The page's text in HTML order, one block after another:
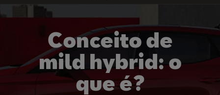
Conceito de
mild hybrid: o
que é?